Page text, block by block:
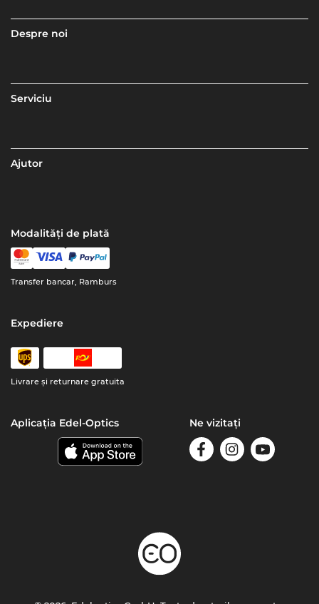
Despre noi
Serviciu
Ajutor
Modalități de plată
Transfer bancar, Ramburs
Expediere
Livrare şi returnare gratuita
Aplicația Edel-Optics Ne vizitați